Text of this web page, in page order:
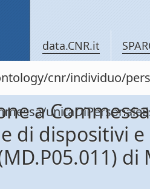
data.CNR.it
cnr/individuo/
a
di dispositivi
di